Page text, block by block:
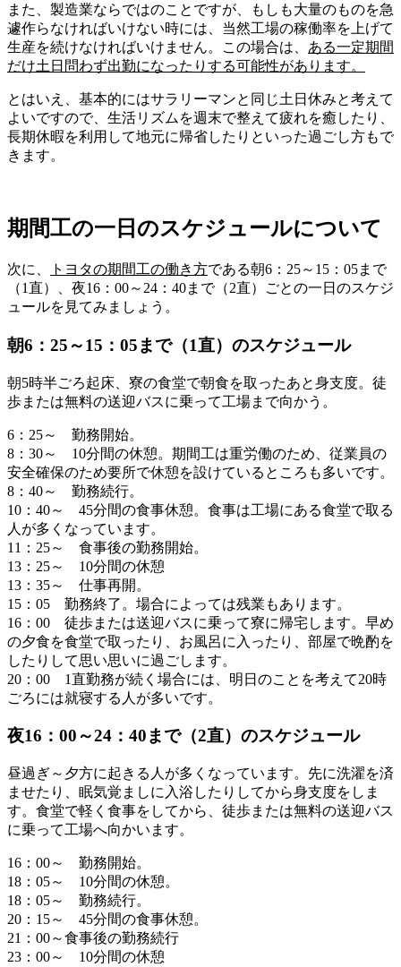
また、製造業ならではのことですが、もしも大量のものを急
遽作らなければいけない時には、当然工場の稼働率を上げて
生産を続けなければいけません。この場合は、 ある一定期間
だけ土日問わず出勤になったりする可能性があります。
とはいえ、 基本的にはサラリーマンと同じ土日休みと考えて
よいですので、生活リズムを週末で整えて疲れを癒したり、
長期休暇を利用して地元に帰省したりといった過ごし方もで
きます。
期間工の一日のスケジュールについて
次に、 トヨタの期間工の働き方である朝6：25～15：05まで
（1直）、夜16：00～24：40まで（2直）ごとの一日のスケジ
ュールを見てみましょう。
朝6：25～15：05まで（1直）のスケジュール
朝5時半ごろ起床、寮の食堂で朝食を取ったあと身支度。徒
歩または無料の送迎バスに乗って工場まで向かう。
6：25～ 勤務開始。
8：30～ 10分間の休憩。期間工は重労働のため、従業員の
安全確保のため要所で休憩を設けているところも多いです。
8：40～ 勤務続行。
10：40～ 45分間の食事休憩。 食事は工場にある食堂で取る
人が多くなっています。
11：25～ 食事後の勤務開始。
13：25～ 10分間の休憩
13：35～ 仕事再開。
15：05 勤務終了。 場合によっては残業もあります。
16：00 徒歩または送迎バスに乗って寮に帰宅します。早め
の夕食を食堂で取ったり、お風呂に入ったり、部屋で晩酌を
したりして思い思いに過ごします。
20：00 1直勤務が続く場合には、明日のことを考えて20時
ごろには就寝する人が多いです。
夜16：00～24：40まで（2直）のスケジュール
昼過ぎ～夕方に起きる 人が多くなっています。先に洗濯を済
ませたり、眠気覚ましに入浴したりしてから身支度をしま
す。 食堂で軽く食事をしてから、徒歩または無料の送迎バス
に乗って工場へ向かいます。
16：00～ 勤務開始。
18：05～ 10分間の休憩。
18：05～ 勤務続行。
20：15～ 45分間の食事休憩。
21：00～食事後の勤務続行
23：00～ 10分間の休憩